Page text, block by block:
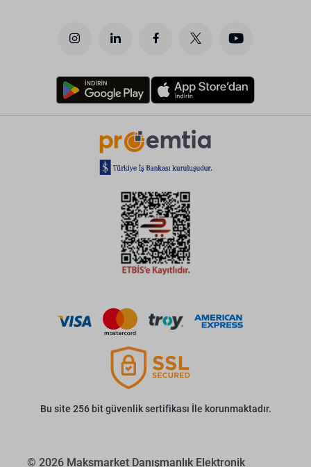
Bu site 256 bit güvenlik sertifikası İle korunmaktadır.
© 2026 Maksmarket Danışmanlık Elektronik